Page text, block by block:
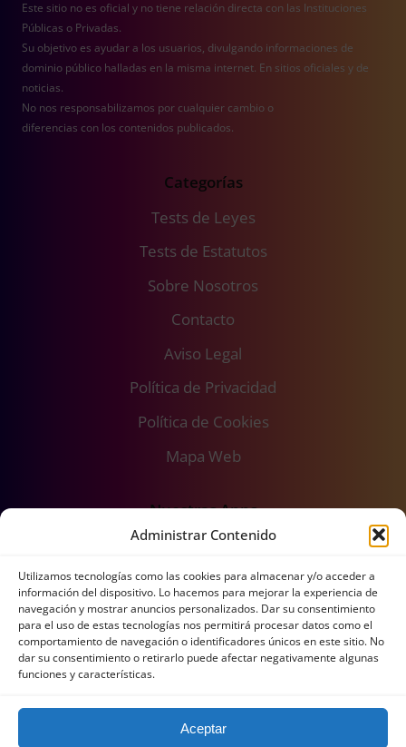
Administrar Contenido
Utilizamos tecnologías como las cookies para almacenar y/o acceder a
información del dispositivo. Lo hacemos para mejorar la experiencia de
navegación y mostrar anuncios personalizados. Dar su consentimiento
para el uso de estas tecnologías nos permitirá procesar datos como el
comportamiento de navegación o identificadores únicos en este sitio. No
dar su consentimiento o retirarlo puede afectar negativamente algunas
funciones y características.
Aceptar
Este sitio no es oficial y no tiene relación directa con las Instituciones
Públicas o Privadas.
Su objetivo es ayudar a los usuarios, divulgando informaciones de
dominio público halladas en la misma internet. En sitios oficiales y de
noticias.
No nos responsabilizamos por cualquier cambio o
diferencias con los contenidos publicados.
Categorías
Tests de Leyes
Tests de Estatutos
Sobre Nosotros
Contacto
Aviso Legal
Política de Privacidad
Política de Cookies
Mapa Web
Nuestras Apps